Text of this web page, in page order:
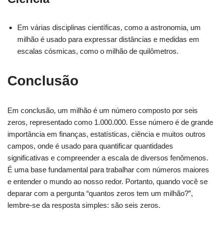
Em várias disciplinas científicas, como a astronomia, um
milhão é usado para expressar distâncias e medidas em
escalas cósmicas, como o milhão de quilômetros.
Conclusão
Em conclusão, um milhão é um número composto por seis
zeros, representado como 1.000.000. Esse número é de grande
importância em finanças, estatísticas, ciência e muitos outros
campos, onde é usado para quantificar quantidades
significativas e compreender a escala de diversos fenômenos.
É uma base fundamental para trabalhar com números maiores
e entender o mundo ao nosso redor. Portanto, quando você se
deparar com a pergunta “quantos zeros tem um milhão?”,
lembre-se da resposta simples: são seis zeros.